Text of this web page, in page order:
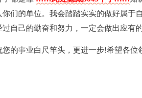
们的单位。我会踏踏实实的做好属于
自己的勤奋和努力，一定会做出应有的
的事业白尺竿头，更进一步!希望各位